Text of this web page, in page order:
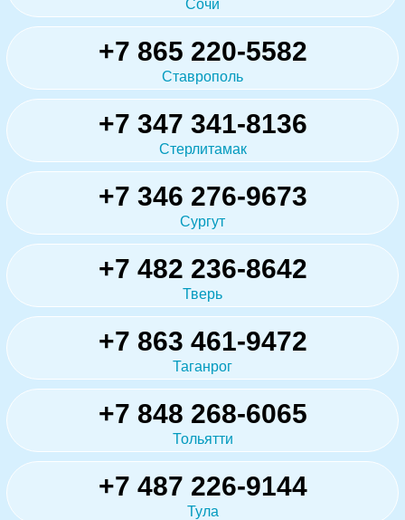
Сочи
+7 865 220-5582
Ставрополь
+7 347 341-8136
Стерлитамак
+7 346 276-9673
Сургут
+7 482 236-8642
Тверь
+7 863 461-9472
Таганрог
+7 848 268-6065
Тольятти
+7 487 226-9144
Тула